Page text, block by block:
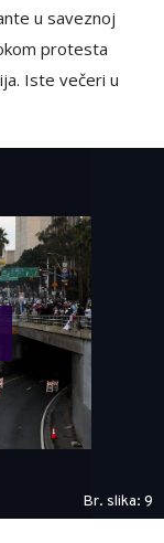
u saveznoj
protesta
Iste večeri u
Br. slika: 9